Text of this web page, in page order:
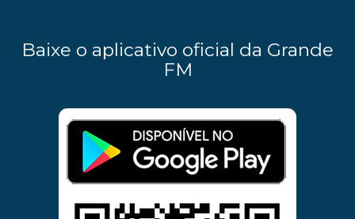
Baixe o aplicativo oficial da Grande
FM